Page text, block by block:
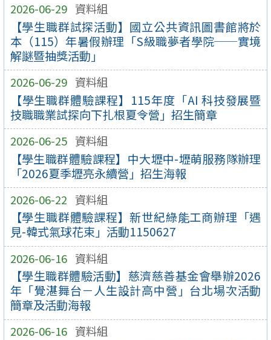
2026-06-29 資料組
【學生職群試探活動】國立公共資訊圖書館將於
本（115）年暑假辦理「S級職夢者學院──實境
解謎暨抽獎活動」
2026-06-29 資料組
【學生職群體驗課程】115年度「AI 科技發展暨
技職職業試探向下扎根夏令營」招生簡章
2026-06-25 資料組
【學生職群體驗課程】中大壢中-壢萌服務隊辦理
「2026夏季壢亮永續營」招生海報
2026-06-22 資料組
【學生職群體驗課程】新世紀綠能工商辦理「遇
見-韓式氣球花束」活動1150627
2026-06-16 資料組
【學生職群體驗活動】慈濟慈善基金會舉辦2026
年「覺湛舞台－人生設計高中營」台北場次活動
簡章及活動海報
2026-06-16 資料組